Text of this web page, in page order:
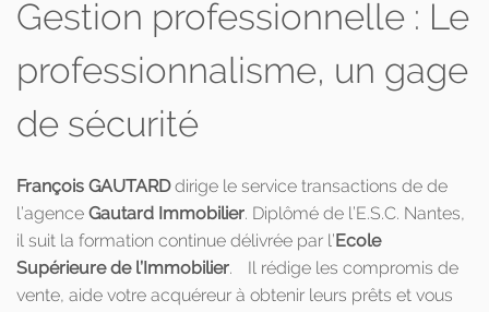
Gestion professionnelle : Le
professionnalisme, un gage
de sécurité
François GAUTARDdirige le service transactions de de
l’agence Gautard Immobilier. Diplômé de l’E.S.C. Nantes,
il suit la formation continue délivrée par l’Ecole
Supérieure de l’Immobilier. Il rédige les compromis de
vente, aide votre acquéreur à obtenir leurs prêts et vous